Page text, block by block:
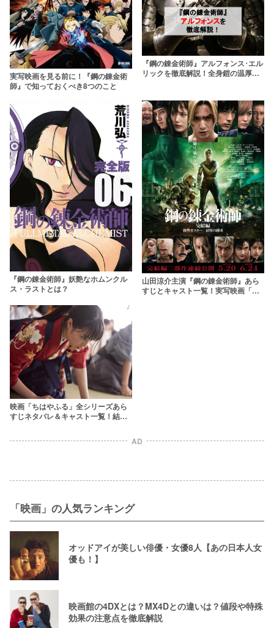
実写映画を見る前に！『鋼の錬金術
師』で知っておくべき8つのこと
『鋼の錬金術師』アルフォンス･エル
リックを徹底解説！全身鎧の温厚な
『鋼の錬金術師』妖艶なホムンクル
ス・ラストとは？
山田涼介主演『鋼の錬金術師』あら
すじとキャスト一覧！実写映画「復
映画「ちはやふる」全シリーズあら
すじネタバレ＆キャスト一覧！結末
AD
「映画」の人気ランキング
オッドアイが美しい俳優・女優8人【あの日本人女
優も！】
映画館の4DXとは？MX4Dとの違いは？値段や特殊
効果の注意点を徹底解説